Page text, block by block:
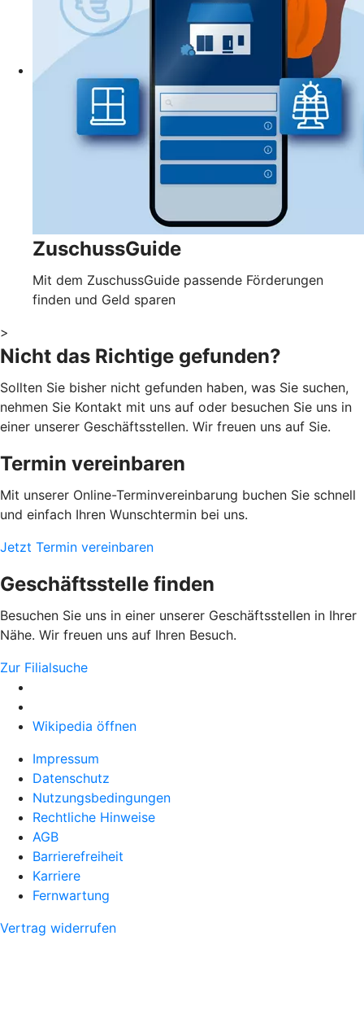
ZuschussGuide
Mit dem ZuschussGuide passende Förderungen
finden und Geld sparen
>
Nicht das Richtige gefunden?
Sollten Sie bisher nicht gefunden haben, was Sie suchen,
nehmen Sie Kontakt mit uns auf oder besuchen Sie uns in
einer unserer Geschäftsstellen. Wir freuen uns auf Sie.
Termin vereinbaren
Mit unserer Online-Terminvereinbarung buchen Sie schnell
und einfach Ihren Wunschtermin bei uns.
Jetzt Termin vereinbaren
Geschäftsstelle finden
Besuchen Sie uns in einer unserer Geschäftsstellen in Ihrer
Nähe. Wir freuen uns auf Ihren Besuch.
Zur Filialsuche
Wikipedia öffnen
Impressum
Datenschutz
Nutzungsbedingungen
Rechtliche Hinweise
AGB
Barrierefreiheit
Karriere
Fernwartung
Vertrag widerrufen